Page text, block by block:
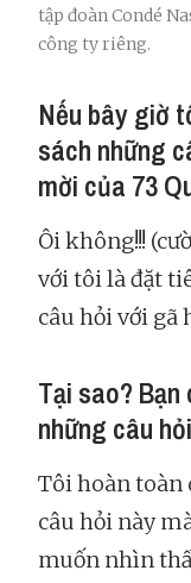
tập đoàn Condé
công ty riêng.
Nếu bây giờ
sách những
mời của 73
Ôi không!!!
với tôi là đặt
câu hỏi với gã
Tại sao?
những câu
Tôi hoàn toàn
câu hỏi này
muốn nhìn